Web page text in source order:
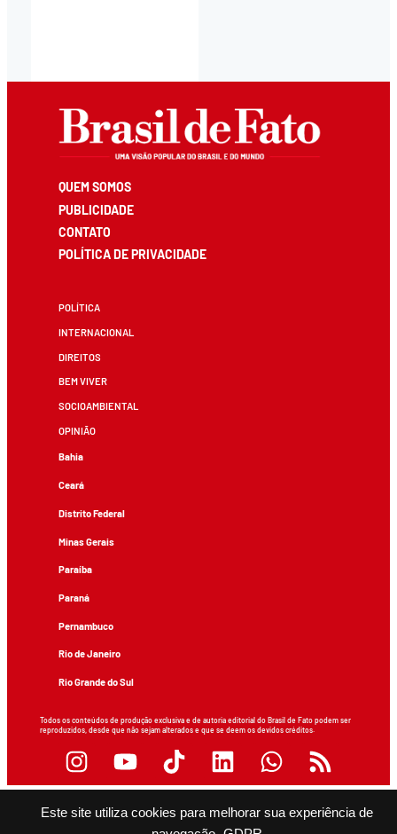
Este site utiliza cookies para melhorar sua experiência de
QUEM SOMOS
PUBLICIDADE
CONTATO
POLÍTICA DE PRIVACIDADE
POLÍTICA
INTERNACIONAL
DIREITOS
BEM VIVER
SOCIOAMBIENTAL
OPINIÃO
Bahia
Ceará
Distrito Federal
Minas Gerais
Paraíba
Paraná
Pernambuco
Rio de Janeiro
Rio Grande do Sul
Todos os conteúdos de produção exclusiva e de autoria editorial do Brasil de Fato podem ser
reproduzidos, desde que não sejam alterados e que se deem os devidos créditos.